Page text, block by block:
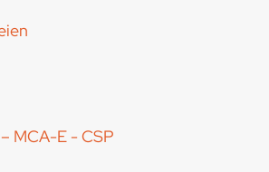
MCA-E - CSP